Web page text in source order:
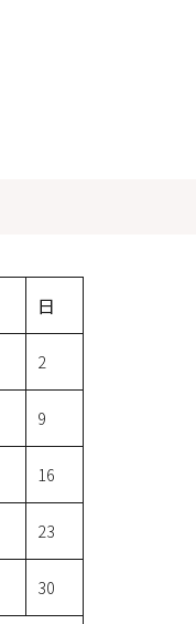
日
2
9
16
23
30